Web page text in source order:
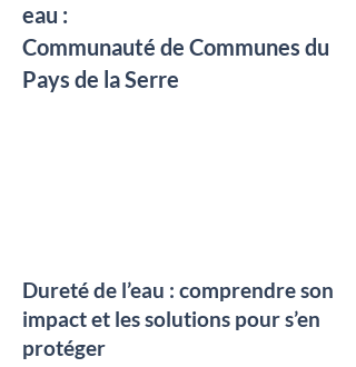
eau :
Communauté de Communes du
Pays de la Serre
Dureté de l’eau : comprendre son
impact et les solutions pour s’en
protéger